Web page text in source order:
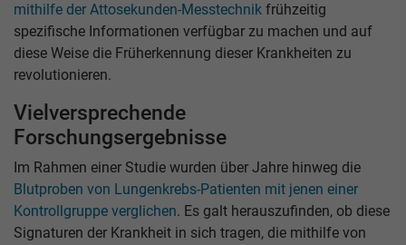
mithilfe der Attosekunden-Messtechnik frühzeitig
spezifische Informationen verfügbar zu machen und auf
diese Weise die Früherkennung dieser Krankheiten zu
revolutionieren.
Vielversprechende
Forschungsergebnisse
Im Rahmen einer Studie wurden über Jahre hinweg die
Blutproben von Lungenkrebs-Patienten mit jenen einer
Kontrollgruppe verglichen. Es galt herauszufinden, ob diese
Signaturen der Krankheit in sich tragen, die mithilfe von